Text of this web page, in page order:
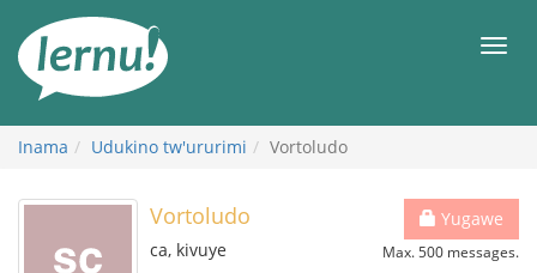
rupapuro
rw'ibirimwo
Inama Udukino tw'ururimi Vortoludo
Yugawe
Max. 500 messages.
Vortoludo
ca, kivuye